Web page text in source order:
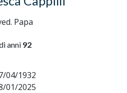
Papa
anni 92
04/1932
01/2025